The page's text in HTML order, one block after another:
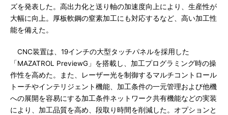
ズを発表した。高出力化と送り軸の加速度向上により、生産性が
大幅に向上。厚板軟鋼の窒素加工にも対応するなど、高い加工性
能を備えた。
CNC装置は、19インチの大型タッチパネルを採用した
「MAZATROL PreviewG」を搭載し、加工プログラミング時の操
作性を高めた。また、レーザー光を制御するマルチコントロール
トーチやインテリジェント機能、加工条件の一元管理および他機
への展開を容易にする加工条件ネットワーク共有機能などの実装
により、加工品質を高め、段取り時間を削減した。オプションと